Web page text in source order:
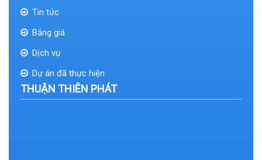
Tin tức
Bảng giá
Dịch vụ
Dự án đã thực hiện
THUẬN THIÊN PHÁT